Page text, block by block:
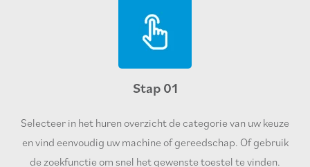
Stap 01
Selecteer in het huren overzicht de categorie van uw keuze
en vind eenvoudig uw machine of gereedschap. Of gebruik
de zoekfunctie om snel het gewenste toestel te vinden.